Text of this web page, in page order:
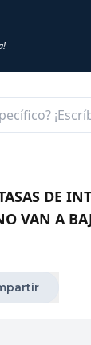
DE
VAN A